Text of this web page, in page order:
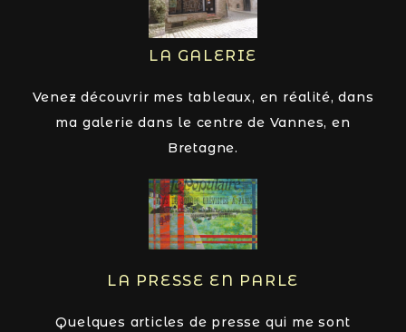
LA GALERIE
Venez découvrir mes tableaux, en réalité, dans
ma galerie dans le centre de Vannes, en
Bretagne.
LA PRESSE EN PARLE
Quelques articles de presse qui me sont